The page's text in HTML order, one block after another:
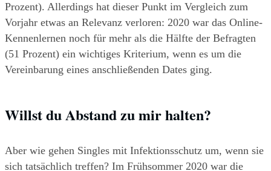
Prozent). Allerdings hat dieser Punkt im Vergleich zum
Vorjahr etwas an Relevanz verloren: 2020 war das Online-
Kennenlernen noch für mehr als die Hälfte der Befragten
(51 Prozent) ein wichtiges Kriterium, wenn es um die
Vereinbarung eines anschließenden Dates ging.
Willst du Abstand zu mir halten?
Aber wie gehen Singles mit Infektionsschutz um, wenn sie
sich tatsächlich treffen? Im Frühsommer 2020 war die